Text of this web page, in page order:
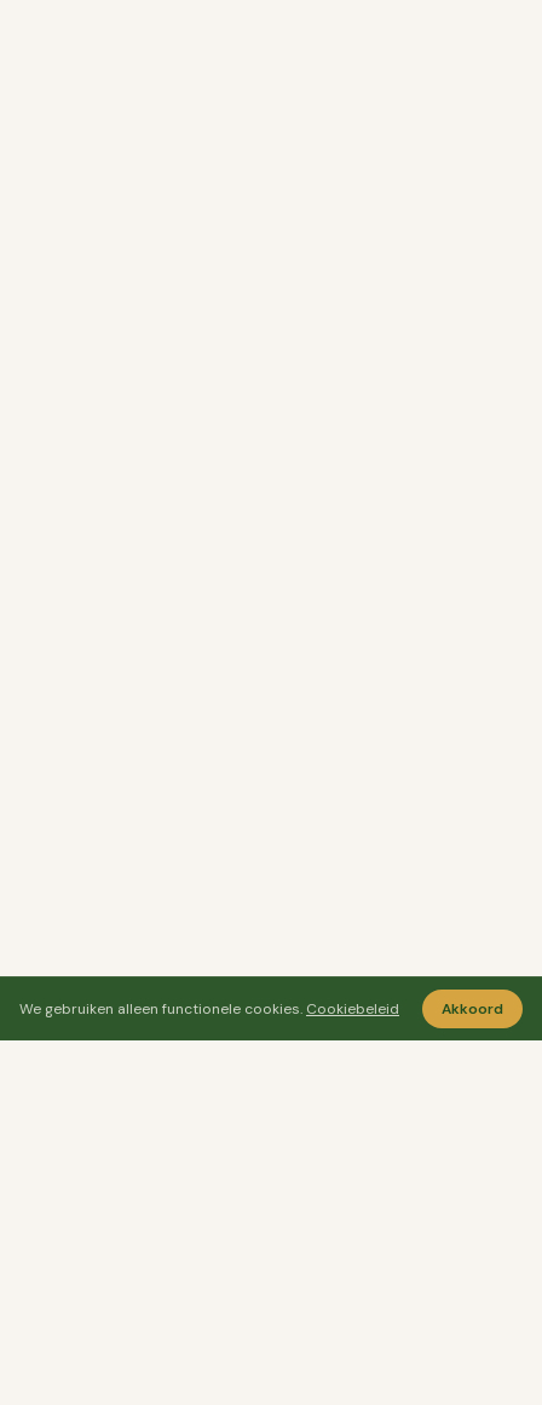
We gebruiken alleen functionele cookies. Cookiebeleid Akkoord